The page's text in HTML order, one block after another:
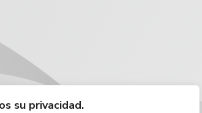
su privacidad.